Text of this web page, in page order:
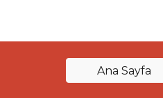
Ana Sayfa